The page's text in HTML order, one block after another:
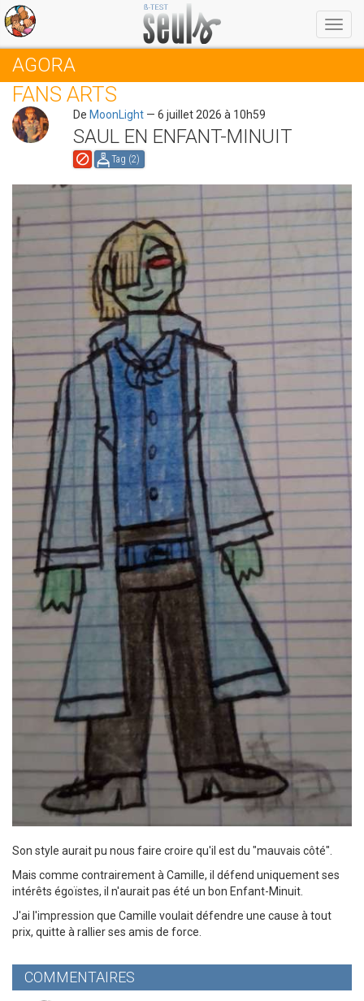
Menu
AGORA
FANS ARTS
De MoonLight— 6 juillet 2026 à 10h59
SAUL EN ENFANT-MINUIT
Tag (2)
Son style aurait pu nous faire croire qu'il est du "mauvais côté".
Mais comme contrairement à Camille, il défend uniquement ses
intérêts égoïstes, il n'aurait pas été un bon Enfant-Minuit.
J'ai l'impression que Camille voulait défendre une cause à tout
prix, quitte à rallier ses amis de force.
COMMENTAIRES